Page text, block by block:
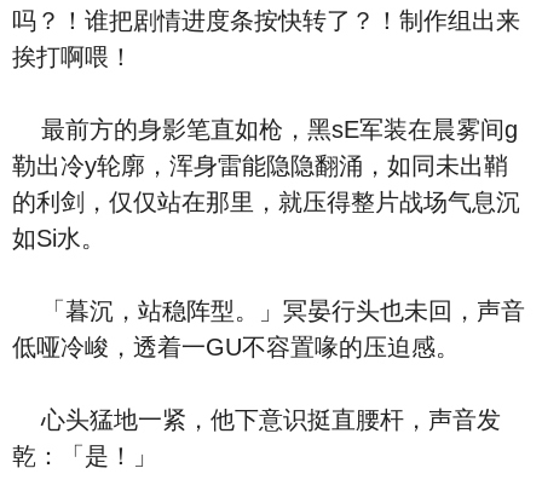
吗？！谁把剧情进度条按快转了？！制作组出来
挨打啊喂！
最前方的身影笔直如枪，黑sE军装在晨雾间g
勒出冷y轮廓，浑身雷能隐隐翻涌，如同未出鞘
的利剑，仅仅站在那里，就压得整片战场气息沉
如Si水。
「暮沉，站稳阵型。」冥晏行头也未回，声音
低哑冷峻，透着一GU不容置喙的压迫感。
心头猛地一紧，他下意识挺直腰杆，声音发
乾：「是！」